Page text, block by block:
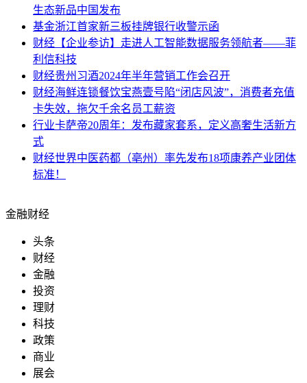
生态新品中国发布
基金浙江首家新三板挂牌银行收警示函
财经 【企业参访】走进人工智能数据服务领航者——菲
利信科技
财经贵州习酒2024年半年营销工作会召开
财经海鲜连锁餐饮宝燕壹号陷“闭店风波”，消费者充值
卡失效，拖欠千余名员工薪资
行业卡萨帝20周年：发布藏家套系，定义高奢生活新方
式
财经世界中医药都（亳州）率先发布18项康养产业团体
标准！
金融财经
头条
财经
金融
投资
理财
科技
政策
商业
展会